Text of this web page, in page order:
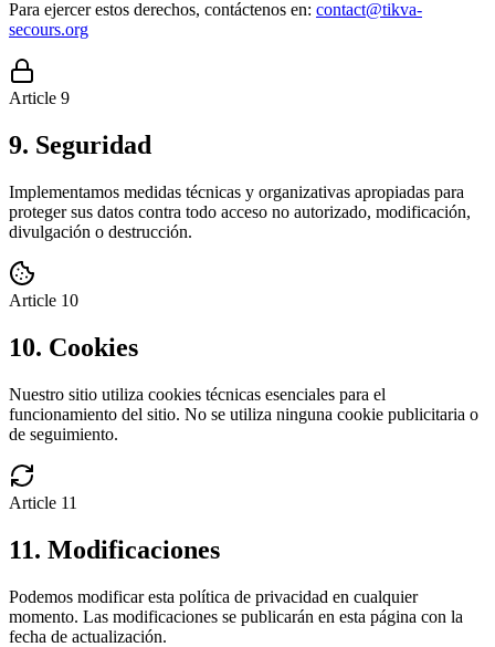
Para ejercer estos derechos, contáctenos en: contact@tikva-
secours.org
Article 9
9. Seguridad
Implementamos medidas técnicas y organizativas apropiadas para
proteger sus datos contra todo acceso no autorizado, modificación,
divulgación o destrucción.
Article 10
10. Cookies
Nuestro sitio utiliza cookies técnicas esenciales para el
funcionamiento del sitio. No se utiliza ninguna cookie publicitaria o
de seguimiento.
Article 11
11. Modificaciones
Podemos modificar esta política de privacidad en cualquier
momento. Las modificaciones se publicarán en esta página con la
fecha de actualización.